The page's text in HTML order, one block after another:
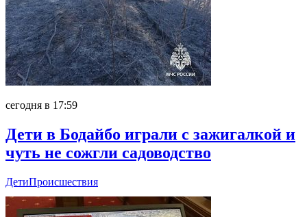
сегодня в 17:59
Дети в Бодайбо играли с зажигалкой и
чуть не сожгли садоводство
ДетиПроисшествия